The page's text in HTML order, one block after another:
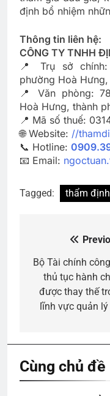
định bổ nhiệm
Thông tin liên hệ:
CÔNG TY TNHH
📍 Trụ sở
phường Hoà
📍 Văn phòng:
Hoà Hưng, thành
📍 Mã số thuế:
🌐 Website: //
📞 Hotline:
📧 Email:
Tagged: thẩm
hướng
bài
viết
Bộ Tài chính
thủ tục hành
được thay thế
lĩnh vực quản lý
Cùng chủ đề